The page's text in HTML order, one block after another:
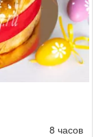
8 часов